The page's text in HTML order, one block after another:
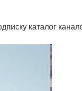
каталог